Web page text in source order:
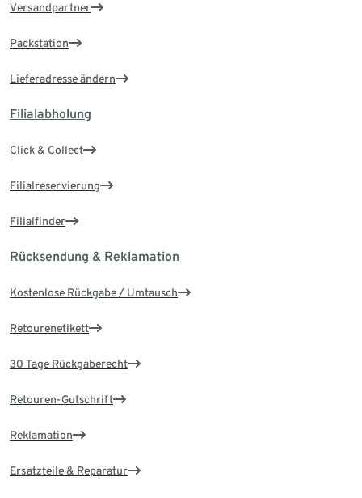
Versandpartner
Packstation
Lieferadresse ändern
Filialabholung
Click & Collect
Filialreservierung
Filialfinder
Rücksendung & Reklamation
Kostenlose Rückgabe / Umtausch
Retourenetikett
30 Tage Rückgaberecht
Retouren-Gutschrift
Reklamation
Ersatzteile & Reparatur